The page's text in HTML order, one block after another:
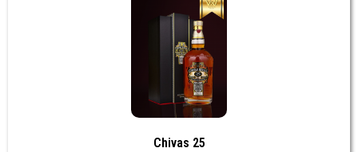
Chivas 25